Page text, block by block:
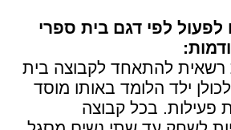
לפעול לפי דגם בית ספרי
רשאית להתאחד לקבוצה בית
ילד הלומד באותו מוסד
פעילות. בכל קבוצה